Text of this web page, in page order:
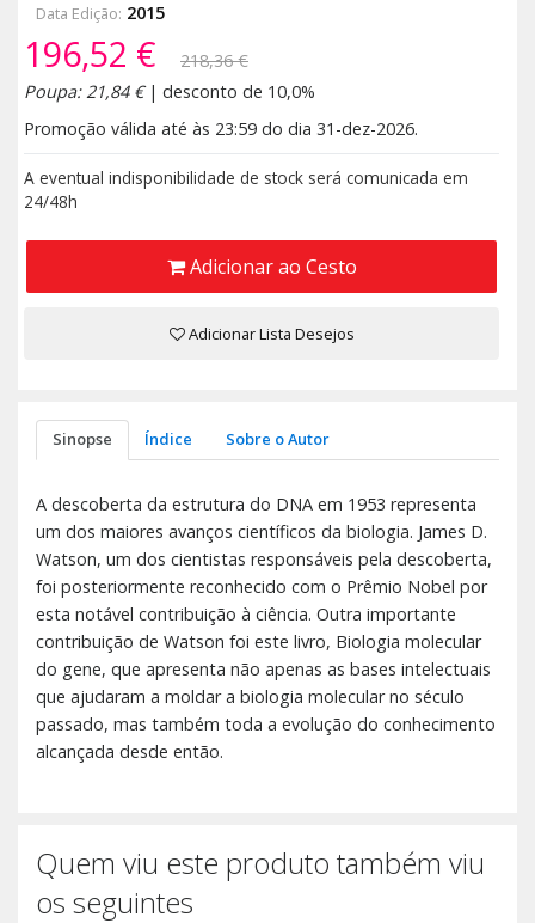
Data Edição: 2015
196,52 €
218,36 €
Poupa: 21,84 €| desconto de 10,0%
Promoção válida até às 23:59 do dia 31-dez-2026.
A eventual indisponibilidade de stock será comunicada em
24/48h
Adicionar ao Cesto
Adicionar Lista Desejos
Sinopse Índice Sobre o Autor
A descoberta da estrutura do DNA em 1953 representa
um dos maiores avanços científicos da biologia. James D.
Watson, um dos cientistas responsáveis pela descoberta,
foi posteriormente reconhecido com o Prêmio Nobel por
esta notável contribuição à ciência. Outra importante
contribuição de Watson foi este livro, Biologia molecular
do gene, que apresenta não apenas as bases intelectuais
que ajudaram a moldar a biologia molecular no século
passado, mas também toda a evolução do conhecimento
alcançada desde então.
Quem viu este produto também viu
os seguintes